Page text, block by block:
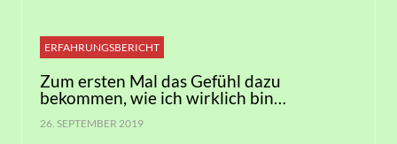
ERFAHRUNGSBERICHT
Zum ersten Mal das Gefühl dazu
bekommen, wie ich wirklich bin…
26. SEPTEMBER 2019